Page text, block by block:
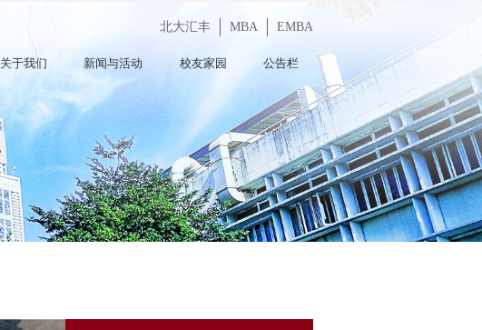
北大汇丰 MBA EMBA
关于我们 新闻与活动 校友家园 公告栏